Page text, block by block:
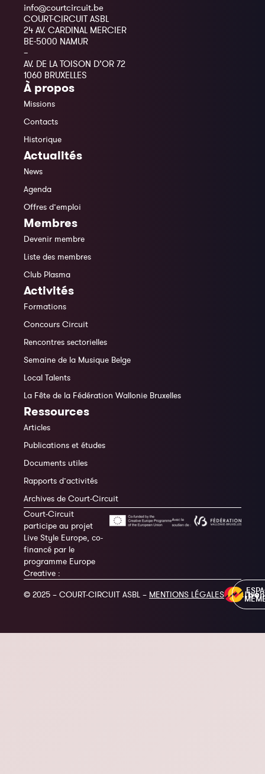
info@courtcircuit.be
COURT-CIRCUIT ASBL
24 AV. CARDINAL MERCIER
BE-5000 NAMUR
–
AV. DE LA TOISON D’OR 72
1060 BRUXELLES
À propos
Missions
Contacts
Historique
Actualités
News
Agenda
Offres d’emploi
Membres
Devenir membre
Liste des membres
Club Plasma
Activités
Formations
Concours Circuit
Rencontres sectorielles
Semaine de la Musique Belge
Local Talents
La Fête de la Fédération Wallonie Bruxelles
Ressources
Articles
Publications et études
Documents utiles
Rapports d’activités
Archives de Court-Circuit
Court-Circuit
participe au projet
Live Style Europe, co-
financé par le
programme Europe
Creative :
© 2025 – COURT-CIRCUIT ASBL – MENTIONS LÉGALES